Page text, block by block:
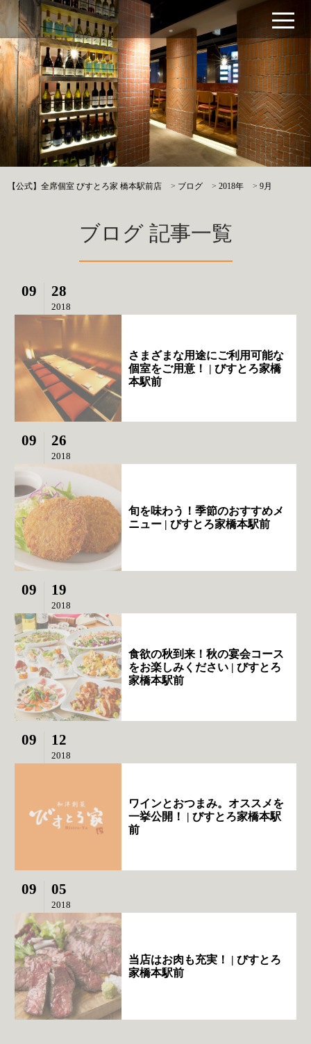
【公式】全席個室 びすとろ家 橋本駅前店 > ブログ >2018年 >9月
ブログ 記事一覧
09 28
2018
さまざまな用途にご利用可能な
個室をご用意！ | びすとろ家橋
本駅前
09 26
2018
旬を味わう！季節のおすすめメ
ニュー | びすとろ家橋本駅前
09 19
2018
食欲の秋到来！秋の宴会コース
をお楽しみください | びすとろ
家橋本駅前
09 12
2018
ワインとおつまみ。オススメを
一挙公開！ | びすとろ家橋本駅
前
09 05
2018
当店はお肉も充実！ | びすとろ
家橋本駅前